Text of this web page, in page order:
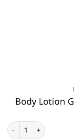
Body Lotion
Body Lotion Gold